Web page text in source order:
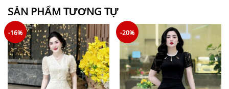
SẢN PHẨM TƯƠNG TỰ
-16% -20%